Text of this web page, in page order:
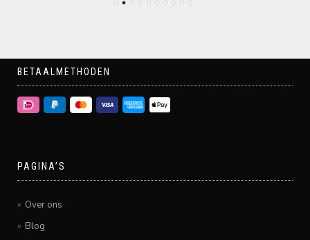
BETAALMETHODEN
PAGINA’S
Over ons
Blog